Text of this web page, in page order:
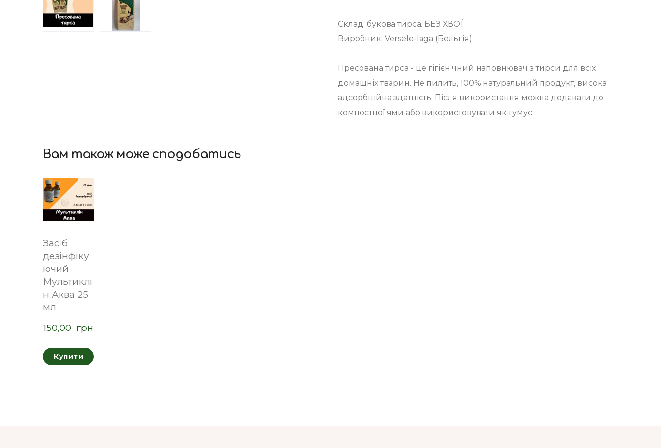
Склад: букова тирса. БЕЗ ХВОЇ
Виробник: Versele-laga (Бельгія)
Пресована тирса - це гігієнічний наповнювач з тирси для всіх
домашніх тварин. Не пилить, 100% натуральний продукт, висока
адсорбційна здатність. Після використання можна додавати до
компостної ями або використовувати як гумус.
Вам також може сподобатись
Засіб
дезінфіку
ючий
Мультиклі
н Аква 25
мл
150,00  грн
Купити